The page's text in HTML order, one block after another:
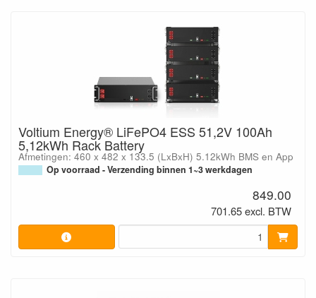
Voltium Energy® LiFePO4 ESS 51,2V 100Ah
5,12kWh Rack Battery
Afmetingen: 460 x 482 x 133.5 (LxBxH) 5.12kWh BMS en App
Op voorraad - Verzending binnen 1~3 werkdagen
849.00
701.65 excl. BTW